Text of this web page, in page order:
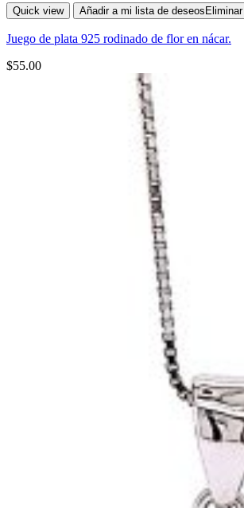
Quick view Añadir a mi lista de deseos
Juego de plata 925 rodinado de flor en nácar.
$55.00